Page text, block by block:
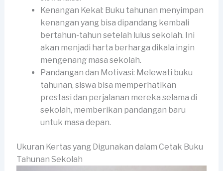
Kenangan Kekal: Buku tahunan menyimpan
kenangan yang bisa dipandang kembali
bertahun-tahun setelah lulus sekolah. Ini
akan menjadi harta berharga dikala ingin
mengenang masa sekolah.
Pandangan dan Motivasi: Melewati buku
tahunan, siswa bisa memperhatikan
prestasi dan perjalanan mereka selama di
sekolah, memberikan pandangan baru
untuk masa depan.
Ukuran Kertas yang Digunakan dalam Cetak Buku
Tahunan Sekolah